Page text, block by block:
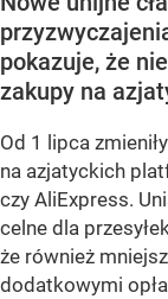
pokazuje, że
zakupy na
Od 1 lipca
na azjatyckich
czy AliExpress.
celne dla
że również
dodatkowymi